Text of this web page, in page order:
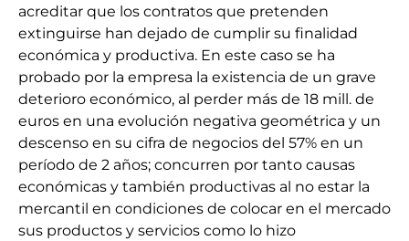
acreditar que los contratos que pretenden
extinguirse han dejado de cumplir su finalidad
económica y productiva. En este caso se ha
probado por la empresa la existencia de un grave
deterioro económico, al perder más de 18 mill. de
euros en una evolución negativa geométrica y un
descenso en su cifra de negocios del 57% en un
período de 2 años; concurren por tanto causas
económicas y también productivas al no estar la
mercantil en condiciones de colocar en el mercado
sus productos y servicios como lo hizo